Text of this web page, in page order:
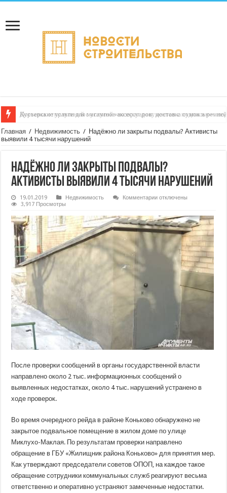
Курьерские услуги для магазинов аксессуаров: доставка сумок и ремней
Главная / Недвижимость / Надёжно ли закрыты подвалы? Активисты
выявили 4 тысячи нарушений
Надёжно ли закрыты подвалы?
Активисты выявили 4 тысячи нарушений
19.01.2019 Недвижимость Комментариик
ли
закрыты
подвалы?
Активисты
выявили
тысячи
нарушений
отключены
3,917 Просмотры
После проверки сообщений в органы государственной власти
направлено около 2 тыс. информационных сообщений о
выявленных недостатках, около 4 тыс. нарушений устранено в
ходе проверок.
Во время очередного рейда в районе Коньково обнаружено не
закрытое подвальное помещение в жилом доме по улице
Миклухо-Маклая. По результатам проверки направлено
обращение в ГБУ «Жилищник района Коньково» для принятия мер.
Как утверждают председатели советов ОПОП, на каждое такое
обращение сотрудники коммунальных служб реагируют весьма
ответственно и оперативно устраняют замеченные недостатки.